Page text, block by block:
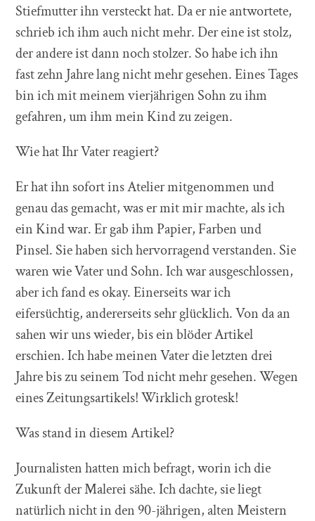
Stiefmutter ihn versteckt hat. Da er nie antwortete,
schrieb ich ihm auch nicht mehr. Der eine ist stolz,
der andere ist dann noch stolzer. So habe ich ihn
fast zehn Jahre lang nicht mehr gesehen. Eines Tages
bin ich mit meinem vierjährigen Sohn zu ihm
gefahren, um ihm mein Kind zu zeigen.
Wie hat Ihr Vater reagiert?
Er hat ihn sofort ins Atelier mitgenommen und
genau das gemacht, was er mit mir machte, als ich
ein Kind war. Er gab ihm Papier, Farben und
Pinsel. Sie haben sich hervorragend verstanden. Sie
waren wie Vater und Sohn. Ich war ausgeschlossen,
aber ich fand es okay. Einerseits war ich
eifersüchtig, andererseits sehr glücklich. Von da an
sahen wir uns wieder, bis ein blöder Artikel
erschien. Ich habe meinen Vater die letzten drei
Jahre bis zu seinem Tod nicht mehr gesehen. Wegen
eines Zeitungsartikels! Wirklich grotesk!
Was stand in diesem Artikel?
Journalisten hatten mich befragt, worin ich die
Zukunft der Malerei sähe. Ich dachte, sie liegt
natürlich nicht in den 90-jährigen, alten Meistern